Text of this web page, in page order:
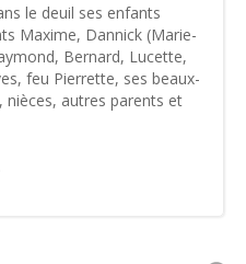
le deuil ses enfants
Maxime, Dannick (Marie-
Bernard, Lucette,
feu Pierrette, ses beaux-
nièces, autres parents et